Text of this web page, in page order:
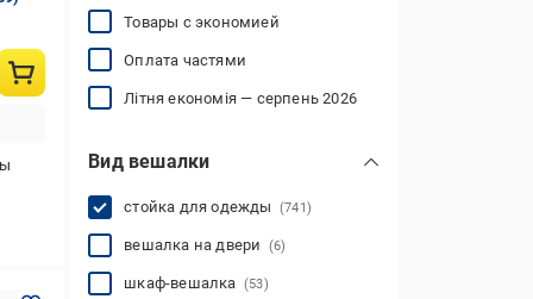
Товары с экономией
Оплата частями
Літня економія — серпень 2026
Вид вешалки
стойка для одежды (741)
вешалка на двери (6)
шкаф-вешалка (53)